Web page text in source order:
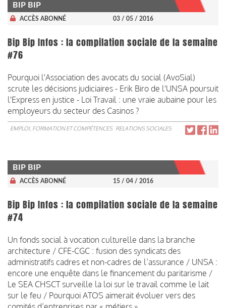
BIP BIP
ACCÈS ABONNÉ 03 / 05 / 2016
Bip Bip Infos : la compilation sociale de la semaine
#76
Pourquoi l'Association des avocats du social (AvoSial)
scrute les décisions judiciaires - Erik Biro de l'UNSA poursuit
l'Express en justice - Loi Travail : une vraie aubaine pour les
employeurs du secteur des Casinos ?
EMPLOI, FORMATION ET COMPÉTENCES RELATIONS SOCIALES
BIP BIP
ACCÈS ABONNÉ 15 / 04 / 2016
Bip Bip Infos : la compilation sociale de la semaine
#74
Un fonds social à vocation culturelle dans la branche
architecture / CFE-CGC : fusion des syndicats des
administratifs cadres et non-cadres de l’assurance / UNSA :
encore une enquête dans le financement du paritarisme /
Le SEA CHSCT surveille la loi sur le travail comme le lait
sur le feu / Pourquoi ATOS aimerait évoluer vers des